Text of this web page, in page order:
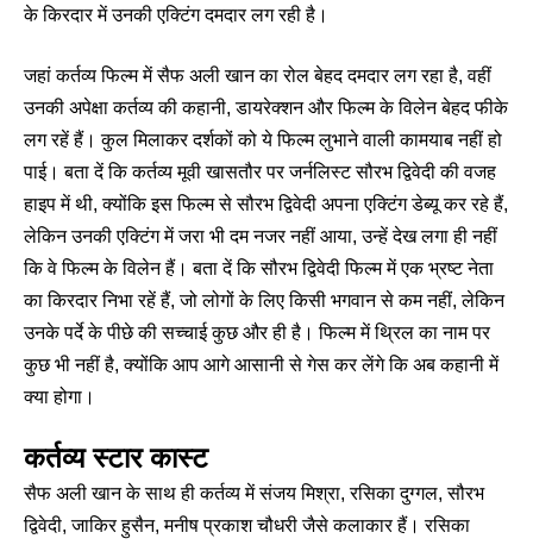
के किरदार में उनकी एक्टिंग दमदार लग रही है।
जहां कर्तव्य फिल्म में सैफ अली खान का रोल बेहद दमदार लग रहा है, वहीं
उनकी अपेक्षा कर्तव्य की कहानी, डायरेक्शन और फिल्म के विलेन बेहद फीके
लग रहें हैं। कुल मिलाकर दर्शकों को ये फिल्म लुभाने वाली कामयाब नहीं हो
पाई। बता दें कि कर्तव्य मूवी खासतौर पर जर्नलिस्ट सौरभ द्विवेदी की वजह
हाइप में थी, क्योंकि इस फिल्म से सौरभ द्विवेदी अपना एक्टिंग डेब्यू कर रहे हैं,
लेकिन उनकी एक्टिंग में जरा भी दम नजर नहीं आया, उन्हें देख लगा ही नहीं
कि वे फिल्म के विलेन हैं। बता दें कि सौरभ द्विवेदी फिल्म में एक भ्रष्ट नेता
का किरदार निभा रहें हैं, जो लोगों के लिए किसी भगवान से कम नहीं, लेकिन
उनके पर्दे के पीछे की सच्चाई कुछ और ही है। फिल्म में थ्रिल का नाम पर
कुछ भी नहीं है, क्योंकि आप आगे आसानी से गेस कर लेंगे कि अब कहानी में
क्या होगा।
कर्तव्य स्टार कास्ट
सैफ अली खान के साथ ही कर्तव्य में संजय मिश्रा, रसिका दुग्गल, सौरभ
द्विवेदी, जाकिर हुसैन, मनीष प्रकाश चौधरी जैसे कलाकार हैं। रसिका